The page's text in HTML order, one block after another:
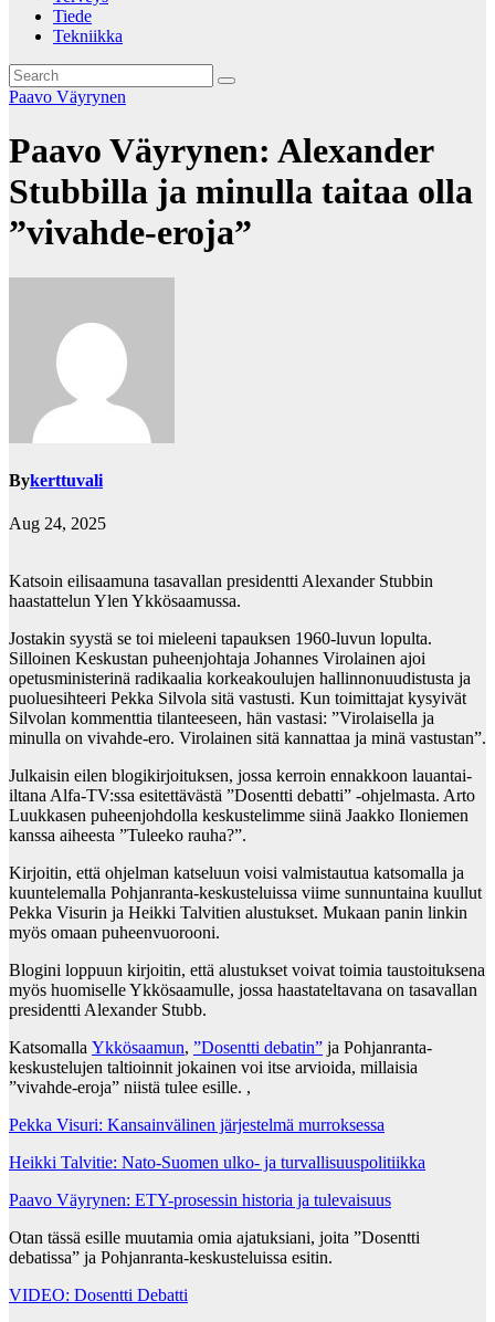
Tiede
Tekniikka
Paavo Väyrynen
Paavo Väyrynen: Alexander
Stubbilla ja minulla taitaa olla
”vivahde-eroja”
Bykerttuvali
Aug 24, 2025
Katsoin eilisaamuna tasavallan presidentti Alexander Stubbin
haastattelun Ylen Ykkösaamussa.
Jostakin syystä se toi mieleeni tapauksen 1960-luvun lopulta.
Silloinen Keskustan puheenjohtaja Johannes Virolainen ajoi
opetusministerinä radikaalia korkeakoulujen hallinnonuudistusta ja
puoluesihteeri Pekka Silvola sitä vastusti. Kun toimittajat kysyivät
Silvolan kommenttia tilanteeseen, hän vastasi: ”Virolaisella ja
minulla on vivahde-ero. Virolainen sitä kannattaa ja minä vastustan”.
Julkaisin eilen blogikirjoituksen, jossa kerroin ennakkoon lauantai-
iltana Alfa-TV:ssa esitettävästä ”Dosentti debatti” -ohjelmasta. Arto
Luukkasen puheenjohdolla keskustelimme siinä Jaakko Iloniemen
kanssa aiheesta ”Tuleeko rauha?”.
Kirjoitin, että ohjelman katseluun voisi valmistautua katsomalla ja
kuuntelemalla Pohjanranta-keskusteluissa viime sunnuntaina kuullut
Pekka Visurin ja Heikki Talvitien alustukset. Mukaan panin linkin
myös omaan puheenvuorooni.
Blogini loppuun kirjoitin, että alustukset voivat toimia taustoituksena
myös huomiselle Ykkösaamulle, jossa haastateltavana on tasavallan
presidentti Alexander Stubb.
Katsomalla Ykkösaamun, ”Dosentti debatin” ja Pohjanranta-
keskustelujen taltioinnit jokainen voi itse arvioida, millaisia
”vivahde-eroja” niistä tulee esille. ,
Pekka Visuri: Kansainvälinen järjestelmä murroksessa
Heikki Talvitie: Nato-Suomen ulko- ja turvallisuuspolitiikka
Paavo Väyrynen: ETY-prosessin historia ja tulevaisuus
Otan tässä esille muutamia omia ajatuksiani, joita ”Dosentti
debatissa” ja Pohjanranta-keskusteluissa esitin.
VIDEO: Dosentti Debatti